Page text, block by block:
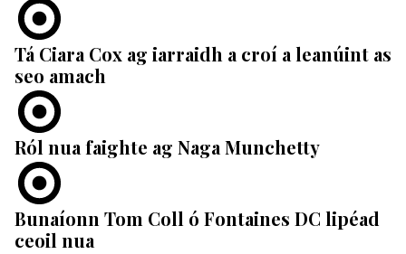
Tá Ciara Cox ag iarraidh a croí a leanúint as
seo amach
Ról nua faighte ag Naga Munchetty
Bunaíonn Tom Coll ó Fontaines DC lipéad
ceoil nua